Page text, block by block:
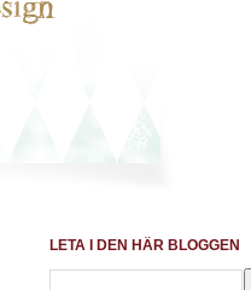
LETA I DEN HÄR BLOGGEN